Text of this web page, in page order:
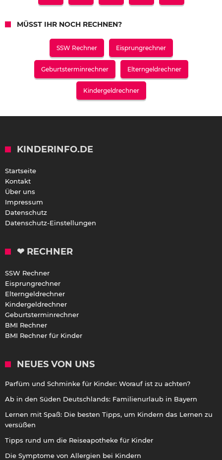
MÜSST IHR NOCH RECHNEN?
SSW Rechner Eisprungrechner
Geburtsterminrechner Elterngeldrechner
Kindergeldrechner
KINDERINFO.DE
Startseite
Kontakt
Über uns
Impressum
Datenschutz
Datenschutz-Einstellungen
❤ RECHNER
SSW Rechner
Eisprungrechner
Elterngeldrechner
Kindergeldrechner
Geburtsterminrechner
BMI Rechner
BMI Rechner für Kinder
NEUES VON UNS
Parfüm und Schminke für Kinder: Worauf ist zu achten?
Ab in den Süden Deutschlands: Familienurlaub in Bayern
Lernen mit Spaß: Die besten Tipps, um Kindern das Lernen zu
versüßen
Tipps rund um die Reiseapotheke für Kinder
Die Symptome von Allergien bei Kindern